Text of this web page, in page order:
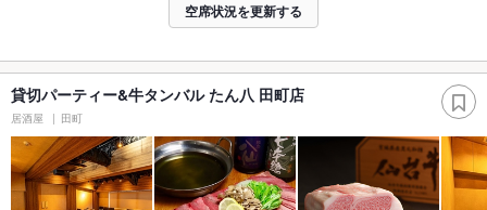
空席状況を更新する
貸切パーティー&牛タンバル たん八 田町店
居酒屋 田町